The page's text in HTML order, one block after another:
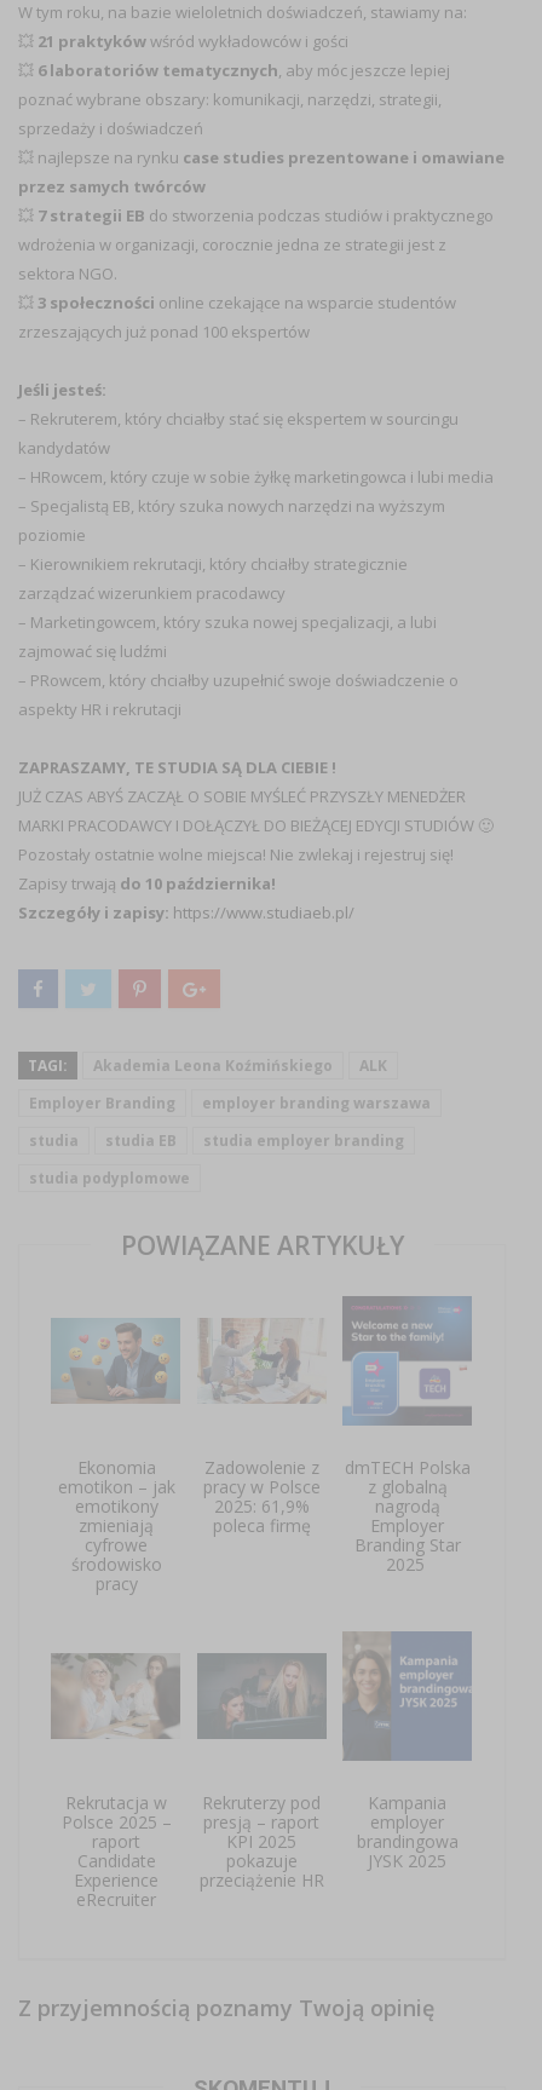
W tym roku, na bazie wieloletnich doświadczeń, stawiamy na:
💥 21 praktykówwśród wykładowców i gości
💥 6 laboratoriów tematycznych, aby móc jeszcze lepiej
poznać wybrane obszary: komunikacji, narzędzi, strategii,
sprzedaży i doświadczeń
💥 najlepsze na rynku case studies prezentowane i omawiane
przez samych twórców
💥 7 strategii EB do stworzenia podczas studiów i praktycznego
wdrożenia w organizacji, corocznie jedna ze strategii jest z
sektora NGO.
💥3 społeczności online czekające na wsparcie studentów
zrzeszających już ponad 100 ekspertów
Jeśli jesteś:
– Rekruterem, który chciałby stać się ekspertem w sourcingu
kandydatów
– HRowcem, który czuje w sobie żyłkę marketingowca i lubi media
– Specjalistą EB, który szuka nowych narzędzi na wyższym
poziomie
– Kierownikiem rekrutacji, który chciałby strategicznie
zarządzać wizerunkiem pracodawcy
– Marketingowcem, który szuka nowej specjalizacji, a lubi
zajmować się ludźmi
– PRowcem, który chciałby uzupełnić swoje doświadczenie o
aspekty HR i rekrutacji
ZAPRASZAMY, TE STUDIA SĄ DLA CIEBIE !
JUŻ CZAS ABYŚ ZACZĄŁ O SOBIE MYŚLEĆ PRZYSZŁY MENEDŻER
MARKI PRACODAWCY I DOŁĄCZYŁ DO BIEŻĄCEJ EDYCJI STUDIÓW 🙂
Pozostały ostatnie wolne miejsca! Nie zwlekaj i rejestruj się!
Zapisy trwają do 10 października!
Szczegóły i zapisy: https://www.studiaeb.pl/
TAGI: Akademia Leona Koźmińskiego
ALK
Employer Branding
employer branding warszawa
studia
studia EB
studia employer branding
studia podyplomowe
POWIĄZANE ARTYKUŁY
Ekonomia
emotikon – jak
emotikony
zmieniają
cyfrowe
środowisko
pracy
Zadowolenie z
pracy w Polsce
2025: 61,9%
poleca firmę
dmTECH Polska
z globalną
nagrodą
Employer
Branding Star
2025
Rekrutacja w
Polsce 2025 –
raport
Candidate
Experience
eRecruiter
Rekruterzy pod
presją – raport
KPI 2025
pokazuje
przeciążenie HR
Kampania
employer
brandingowa
JYSK 2025
Z przyjemnością poznamy Twoją opinię